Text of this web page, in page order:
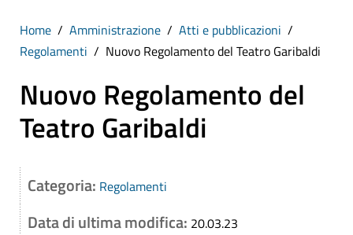
Home Amministrazione
Atti e pubblicazioni
Regolamenti
Nuovo Regolamento del Teatro Garibaldi
Nuovo Regolamento del
Teatro Garibaldi
Categoria: Regolamenti
Data di ultima modifica: 20.03.23